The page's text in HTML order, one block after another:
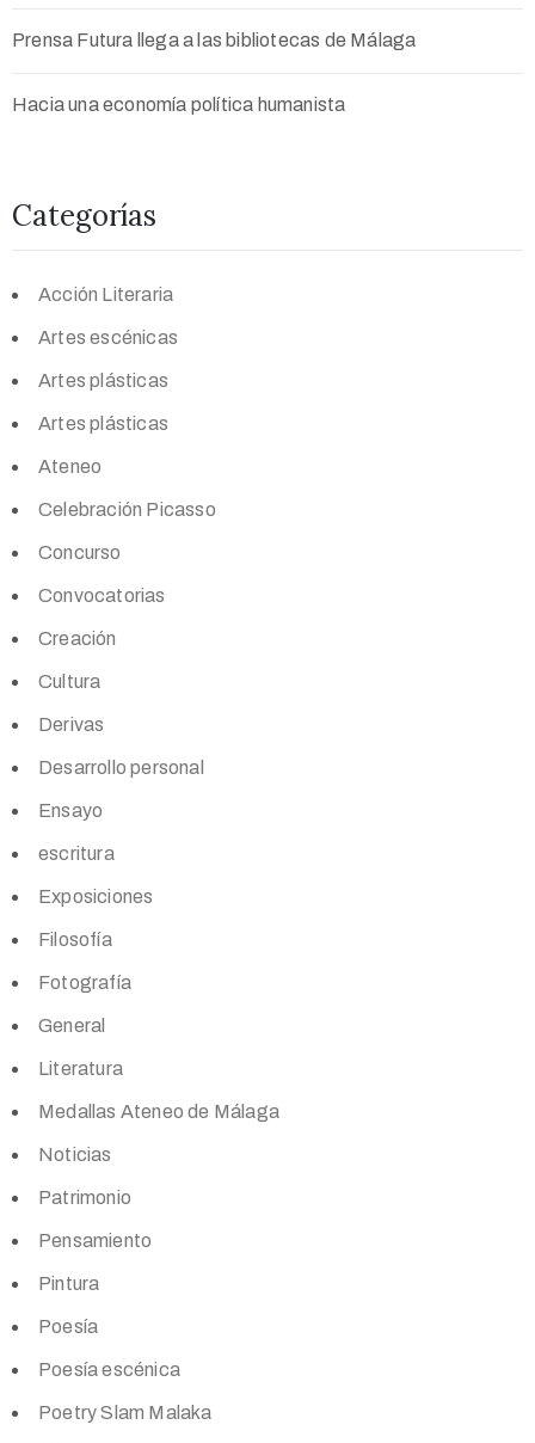
Prensa Futura llega a las bibliotecas de Málaga
Hacia una economía política humanista
Categorías
Acción Literaria
Artes escénicas
Artes plásticas
Artes plásticas
Ateneo
Celebración Picasso
Concurso
Convocatorias
Creación
Cultura
Derivas
Desarrollo personal
Ensayo
escritura
Exposiciones
Filosofía
Fotografía
General
Literatura
Medallas Ateneo de Málaga
Noticias
Patrimonio
Pensamiento
Pintura
Poesía
Poesía escénica
Poetry Slam Malaka